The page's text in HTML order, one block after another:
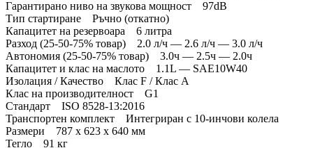
Гарантирано ниво на звукова мощност 97dB
Тип стартиране Ръчно (откатно)
Капацитет на резервоара 6 литра
Разход (25-50-75% товар) 2.0 л/ч — 2.6 л/ч — 3.0 л/ч
Автономия (25-50-75% товар) 3.0ч — 2.5ч — 2.0ч
Капацитет и клас на маслото 1.1L — SAE10W40
Изолация / Качество Клас F / Клас A
Клас на производителност G1
Стандарт ISO 8528-13:2016
Транспортен комплект Интегриран с 10-инчови колела
Размери 787 x 623 x 640 мм
Тегло 91 кг